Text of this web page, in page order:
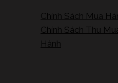
Chính Sách Mua
Chính Sách Thu
Hành